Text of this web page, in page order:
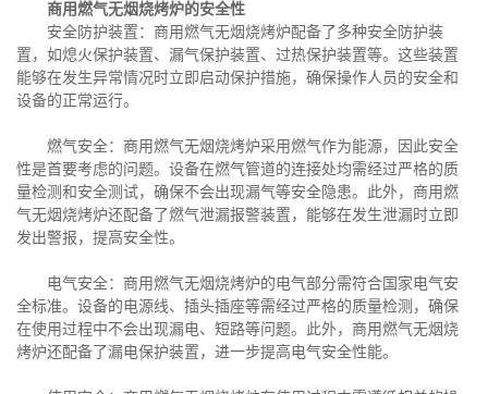
商用燃气无烟烧烤炉的安全性
安全防护装置：商用燃气无烟烧烤炉配备了多种安全防护装
置，如熄火保护装置、漏气保护装置、过热保护装置等。这些装置
能够在发生异常情况时立即启动保护措施，确保操作人员的安全和
设备的正常运行。
燃气安全：商用燃气无烟烧烤炉采用燃气作为能源，因此安全
性是首要考虑的问题。设备在燃气管道的连接处均需经过严格的质
量检测和安全测试，确保不会出现漏气等安全隐患。此外，商用燃
气无烟烧烤炉还配备了燃气泄漏报警装置，能够在发生泄漏时立即
发出警报，提高安全性。
电气安全：商用燃气无烟烧烤炉的电气部分需符合国家电气安
全标准。设备的电源线、插头插座等需经过严格的质量检测，确保
在使用过程中不会出现漏电、短路等问题。此外，商用燃气无烟烧
烤炉还配备了漏电保护装置，进一步提高电气安全性能。